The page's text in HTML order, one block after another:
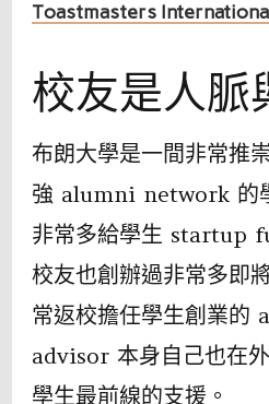
Toastmasters
校友是人脈
布朗大學是一間非常推
強 alumni network 的
非常多給學生 startup
校友也創辦過非常多即
常返校擔任學生創業的
advisor 本身自己也在
學生最前線的支援。